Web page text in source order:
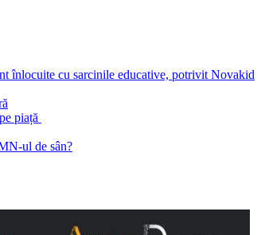
înlocuite cu sarcinile educative, potrivit Novakid
piață
ul de sân?